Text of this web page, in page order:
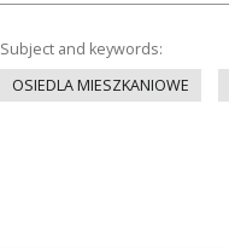
Subject and keywords:
OSIEDLA MIESZKANIOWE